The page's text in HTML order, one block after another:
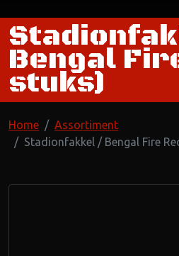
Bengal
stuks)
Home
Assortiment
Stadionfakkel / Bengal Fire